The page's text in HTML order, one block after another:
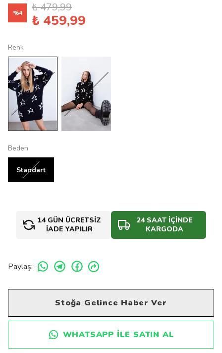
%4 ₺ 479,99
₺ 459,99
Renk
Beden
Standart
14 GÜN ÜCRETSİZ
İADE YAPILIR
24 SAAT İÇİNDE
KARGODA
Paylaş:
Stoğa Gelince Haber Ver
WHATSAPP ILE SATIN AL